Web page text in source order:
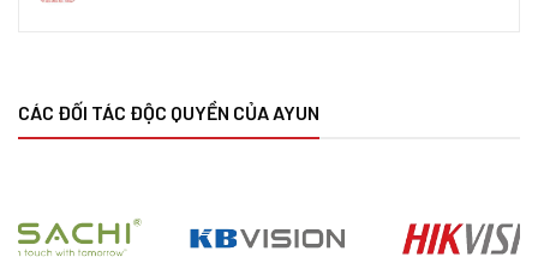
CÁC ĐỐI TÁC ĐỘC QUYỀN CỦA AYUN